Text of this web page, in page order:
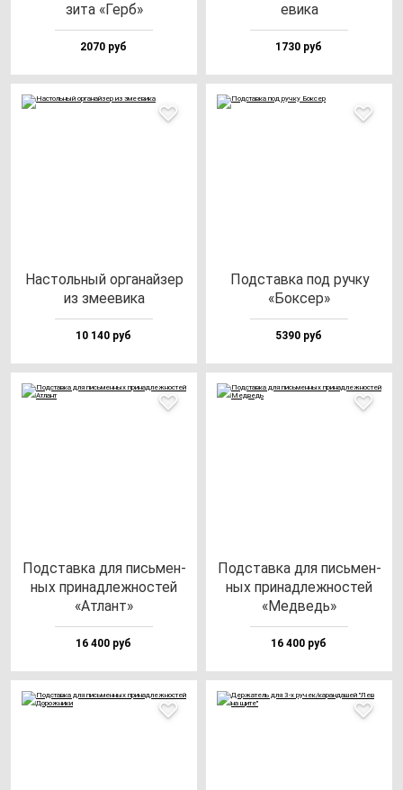
зи­та «Герб»
2070 руб
еви­ка
1730 руб
Нас­толь­ный ор­га­най­зер
из зме­еви­ка
10 140 руб
Под­став­ка под руч­ку
«Бок­сер»
5390 руб
Под­став­ка для пись­мен­
ных при­над­леж­нос­тей
«Атлант»
16 400 руб
Под­став­ка для пись­мен­
ных при­над­леж­нос­тей
«Мед­ведь»
16 400 руб